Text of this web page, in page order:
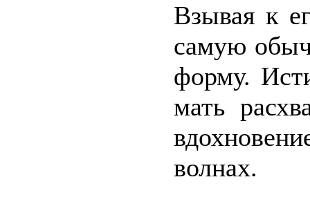
Взывая к
самую
форму.
мать
волнах.